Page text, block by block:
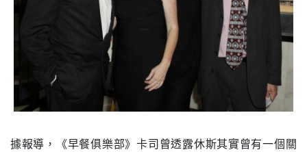
據報導，《早餐俱樂部》卡司曾透露休斯其實曾有一個關